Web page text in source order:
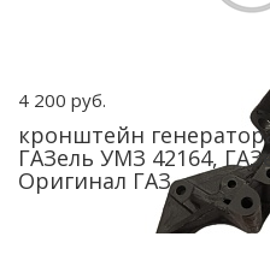
4 200 руб.
кронштейн
ГАЗель УМЗ 42164,
Оригинал ГАЗ